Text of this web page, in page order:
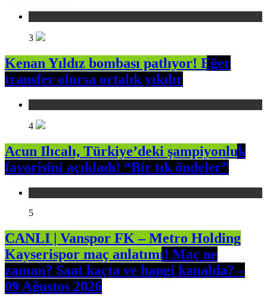
3
Kenan Yıldız bombası patlıyor! Eğer
transfer olursa ortalık yıkılır
4
Acun Ilıcalı, Türkiye’deki şampiyonluk
favorisini açıkladı! “Bir tık öndeler”
5
CANLI | Vanspor FK – Metro Holding
Kayserispor maç anlatımı! Maç ne
zaman? Saat kaçta ve hangi kanalda? –
09 Ağustos 2026